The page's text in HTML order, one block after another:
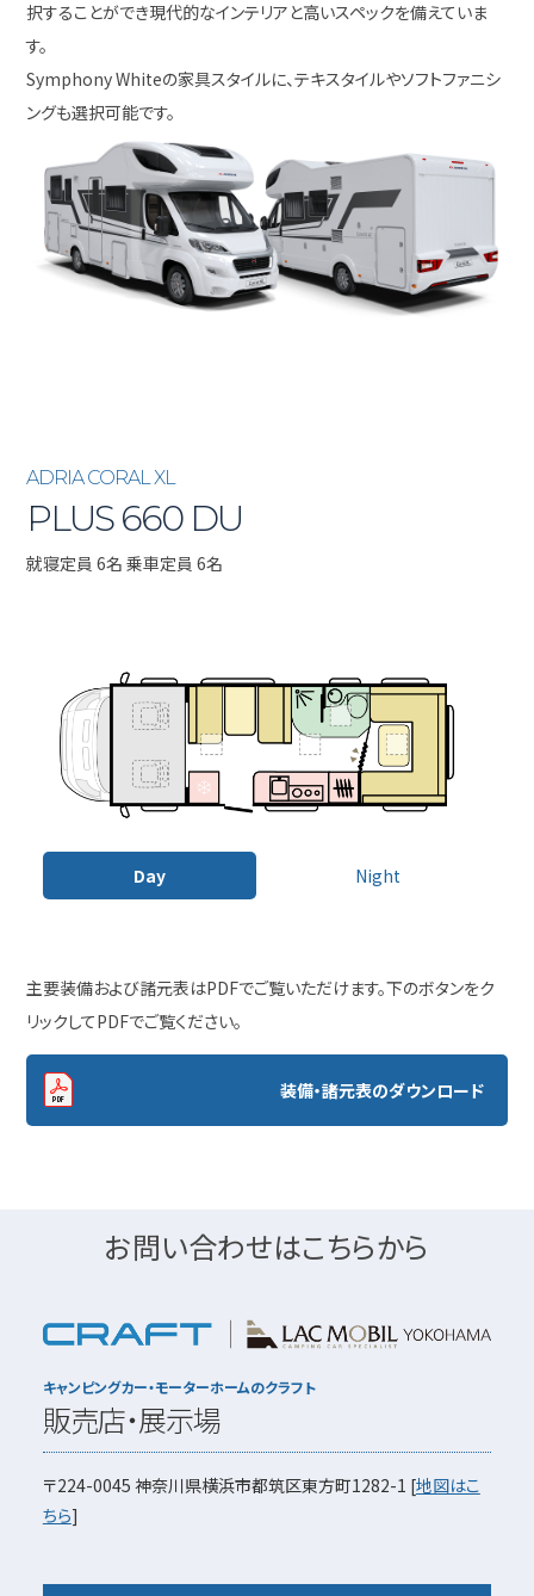
択することができ現代的なインテリアと高いスペックを備えていま
す。
Symphony Whiteの家具スタイルに、テキスタイルやソフトファニシ
ングも選択可能です。
ADRIA CORAL XL
PLUS 660 DU
就寝定員 6名 乗車定員 6名
Day Night
主要装備および諸元表はPDFでご覧いただけます。下のボタンをク
リックしてPDFでご覧ください。
装備・諸元表のダウンロード
お問い合わせはこちらから
キャンピングカー・モーターホームのクラフト
販売店・展示場
〒224-0045 神奈川県横浜市都筑区東方町1282-1 [地図はこ
ちら]